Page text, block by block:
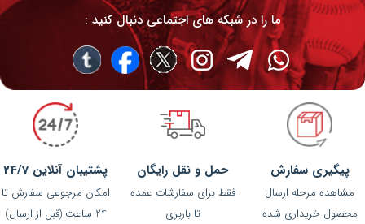
ما را در شبکه های اجتماعی دنبال کنید :
پیگیری سفارش
مشاهده مرحله ارسال
محصول خریداری شده
حمل و نقل رایگان
فقط برای سفارشات عمده
تا باربری
پشتیبان آنلاین 24/7
امکان مرجوعی سفارش تا
24 ساعت (قبل از ارسال)